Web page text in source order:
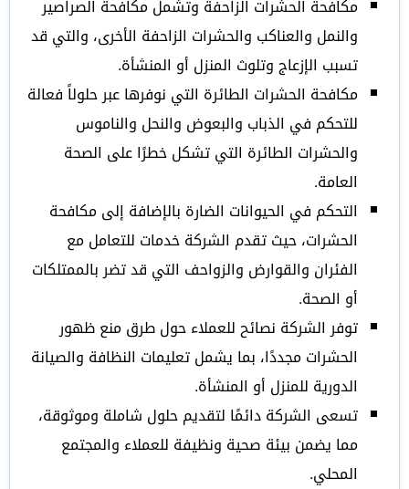
مكافحة الحشرات الزاحفة وتشمل مكافحة الصراصير
والنمل والعناكب والحشرات الزاحفة الأخرى، والتي قد
تسبب الإزعاج وتلوث المنزل أو المنشأة.
مكافحة الحشرات الطائرة التي نوفرها عبر حلولاً فعالة
للتحكم في الذباب والبعوض والنحل والناموس
والحشرات الطائرة التي تشكل خطرًا على الصحة
العامة.
التحكم في الحيوانات الضارة بالإضافة إلى مكافحة
الحشرات، حيث تقدم الشركة خدمات للتعامل مع
الفئران والقوارض والزواحف التي قد تضر بالممتلكات
أو الصحة.
توفر الشركة نصائح للعملاء حول طرق منع ظهور
الحشرات مجددًا، بما يشمل تعليمات النظافة والصيانة
الدورية للمنزل أو المنشأة.
تسعى الشركة دائمًا لتقديم حلول شاملة وموثوقة،
مما يضمن بيئة صحية ونظيفة للعملاء والمجتمع
المحلي.